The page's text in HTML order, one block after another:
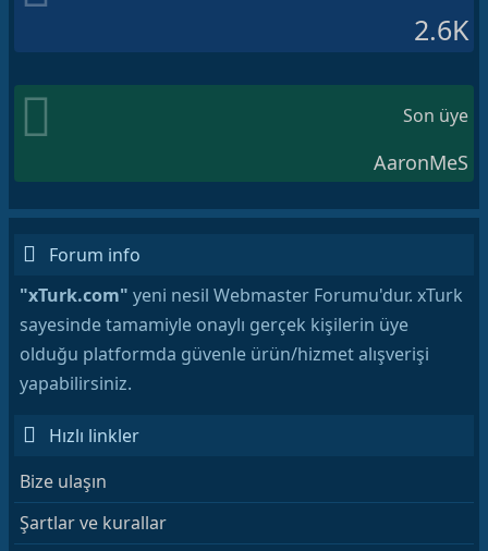
2.6K
Son üye
AaronMeS
Forum info
"xTurk.com" yeni nesil Webmaster Forumu'dur. xTurk
sayesinde tamamiyle onaylı gerçek kişilerin üye
olduğu platformda güvenle ürün/hizmet alışverişi
yapabilirsiniz.
Hızlı linkler
Bize ulaşın
Şartlar ve kurallar